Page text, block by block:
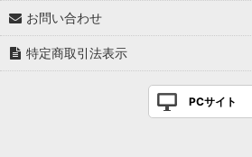
お問い合わせ
特定商取引法表示
PCサイト